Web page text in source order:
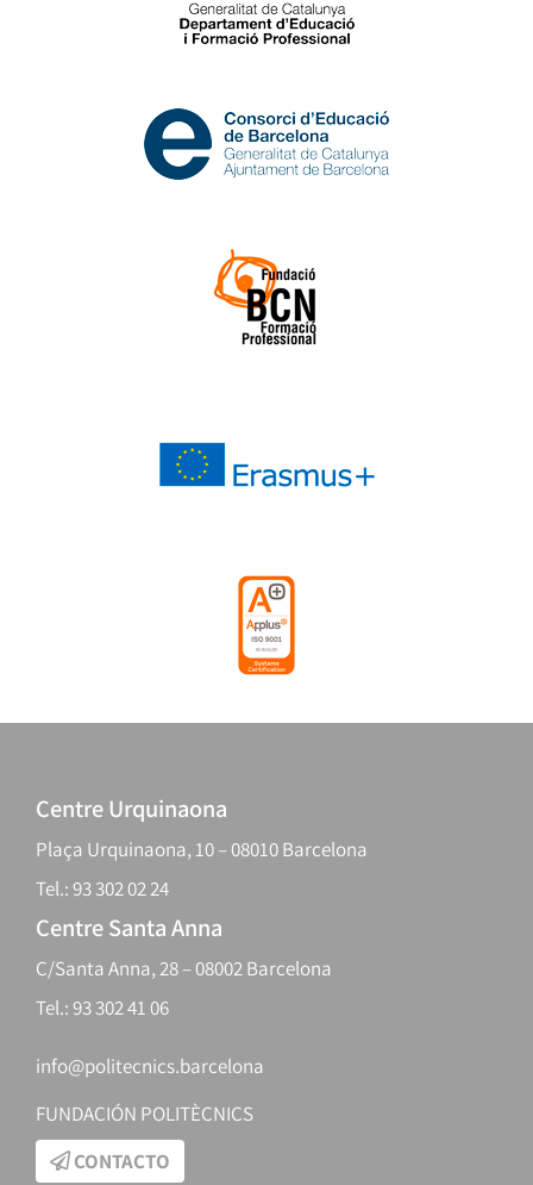
Centre Urquinaona
Plaça Urquinaona, 10 – 08010 Barcelona
Tel.: 93 302 02 24
Centre Santa Anna
C/Santa Anna, 28 – 08002 Barcelona
Tel.: 93 302 41 06
info@politecnics.barcelona
FUNDACIÓN POLITÈCNICS
CONTACTO